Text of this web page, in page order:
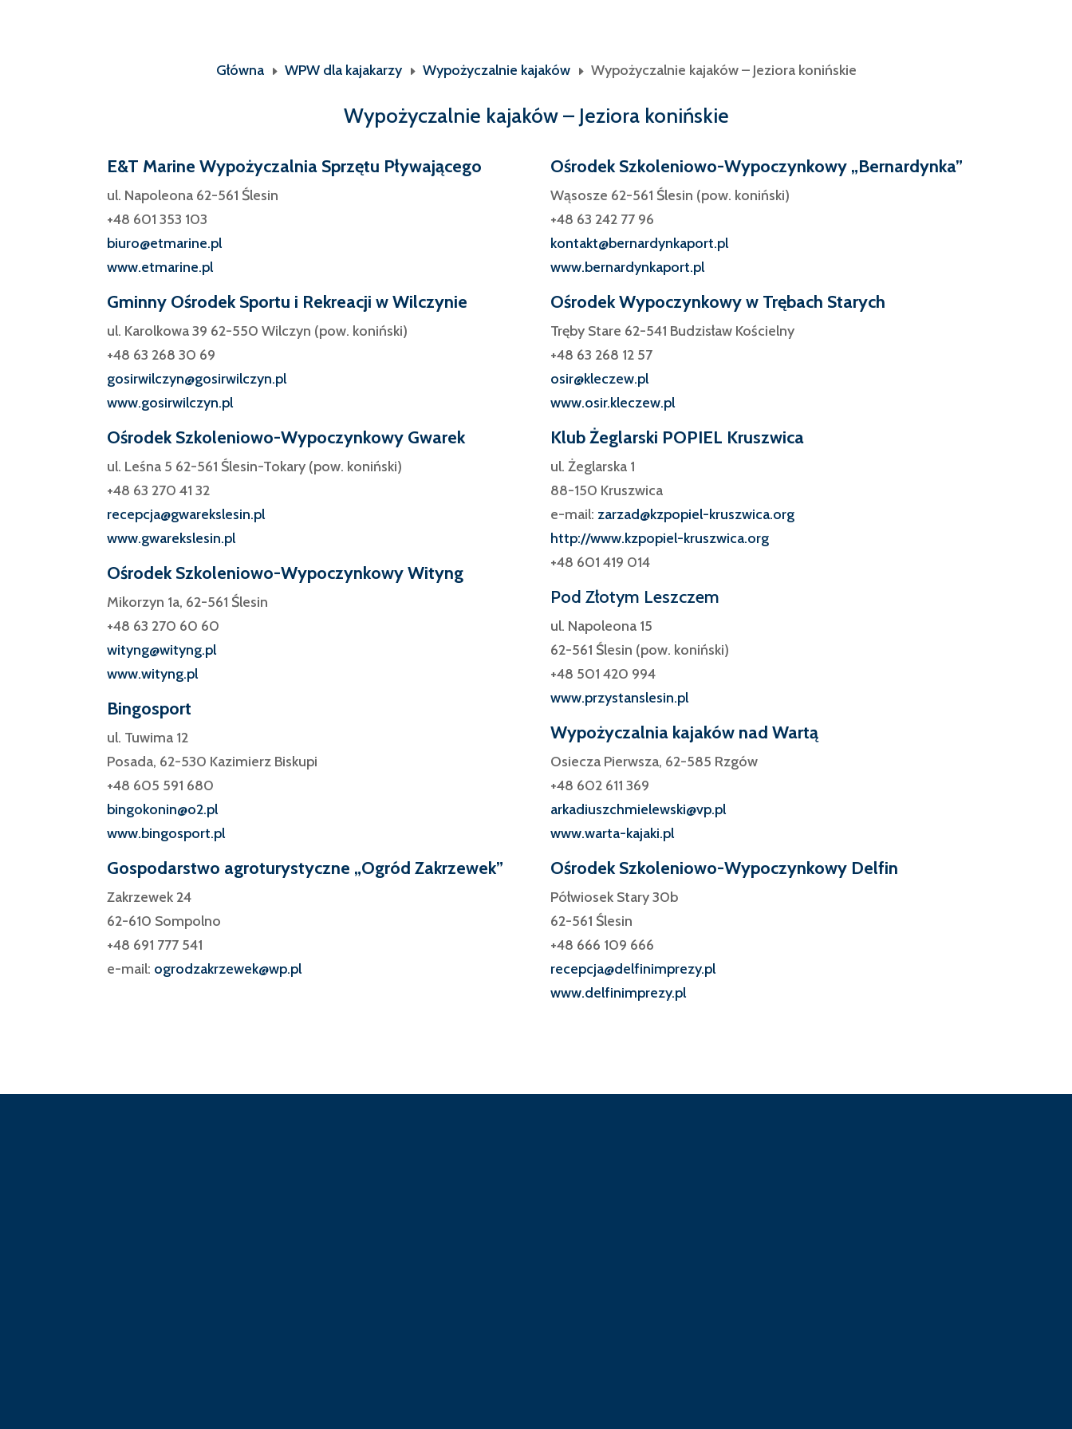
Główna E WPW dla kajakarzy E Wypożyczalnie kajaków E Wypożyczalnie kajaków – Jeziora konińskie
Wypożyczalnie kajaków – Jeziora konińskie
E&T Marine Wypożyczalnia Sprzętu Pływającego
ul. Napoleona 62-561 Ślesin
+48 601 353 103
biuro@etmarine.pl
www.etmarine.pl
Gminny Ośrodek Sportu i Rekreacji w Wilczynie
ul. Karolkowa 39 62-550 Wilczyn (pow. koniński)
+48 63 268 30 69
gosirwilczyn@gosirwilczyn.pl
www.gosirwilczyn.pl
Ośrodek Szkoleniowo-Wypoczynkowy Gwarek
ul. Leśna 5 62-561 Ślesin-Tokary (pow. koniński)
+48 63 270 41 32
recepcja@gwarekslesin.pl
www.gwarekslesin.pl
Ośrodek Szkoleniowo-Wypoczynkowy Wityng
Mikorzyn 1a, 62-561 Ślesin
+48 63 270 60 60
wityng@wityng.pl
www.wityng.pl
Bingosport
ul. Tuwima 12
Posada, 62-530 Kazimierz Biskupi
+48 605 591 680
bingokonin@o2.pl
www.bingosport.pl
Gospodarstwo agroturystyczne „Ogród Zakrzewek”
Zakrzewek 24
62-610 Sompolno
+48 691 777 541
e-mail: ogrodzakrzewek@wp.pl
Ośrodek Szkoleniowo-Wypoczynkowy „Bernardynka”
Wąsosze 62-561 Ślesin (pow. koniński)
+48 63 242 77 96
kontakt@bernardynkaport.pl
www.bernardynkaport.pl
Ośrodek Wypoczynkowy w Trębach Starych
Tręby Stare 62-541 Budzisław Kościelny
+48 63 268 12 57
osir@kleczew.pl
www.osir.kleczew.pl
Klub Żeglarski POPIEL Kruszwica
ul. Żeglarska 1
88-150 Kruszwica
e-mail: zarzad@kzpopiel-kruszwica.org
http://www.kzpopiel-kruszwica.org
+48 601 419 014
Pod Złotym Leszczem
ul. Napoleona 15
62-561 Ślesin (pow. koniński)
+48 501 420 994
www.przystanslesin.pl
Wypożyczalnia kajaków nad Wartą
Osiecza Pierwsza, 62-585 Rzgów
+48 602 611 369
arkadiuszchmielewski@vp.pl
www.warta-kajaki.pl
Ośrodek Szkoleniowo-Wypoczynkowy Delfin
Półwiosek Stary 30b
62-561 Ślesin
+48 666 109 666
recepcja@delfinimprezy.pl
www.delfinimprezy.pl